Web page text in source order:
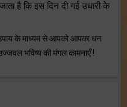
है कि इस दिन दी गई उधारी के
के माध्यम से आपको आपका धन
भविष्य की मंगल कामनाएँ !